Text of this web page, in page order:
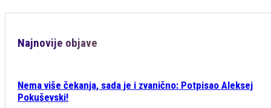
Najnovije objave
Nema više čekanja, sada je i zvanično: Potpisao Aleksej
Pokuševski!